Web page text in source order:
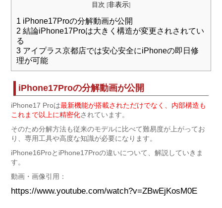
目次 [非表示]
1 iPhone17Proの分解動画が公開
2 結論iPhone17Proは大きく構造が変更されされてい
る
3アイプラス京都店では安心安全にiPhoneの即日修
理が可能
iPhone17Proの分解動画が公開
iPhone17 Proは最新機能が搭載されただけでなく、内部構造も
これまで以上に精密化されています。
そのため分解方法も従来のモデルに比べて難易度が上がってお
り、専用工具や高度な知識が必要になります。
iPhone16ProとiPhone17Proの違いについて、解説していきま
す。
動画・画像引用：
https://www.youtube.com/watch?v=ZBwEjKosM0E